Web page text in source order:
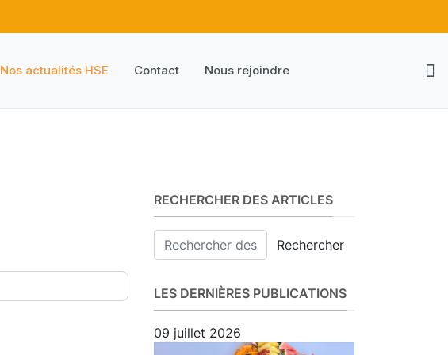
Nos actualités HSE Contact Nous rejoindre
RECHERCHER DES ARTICLES
Rechercher
LES DERNIÈRES PUBLICATIONS
09 juillet 2026